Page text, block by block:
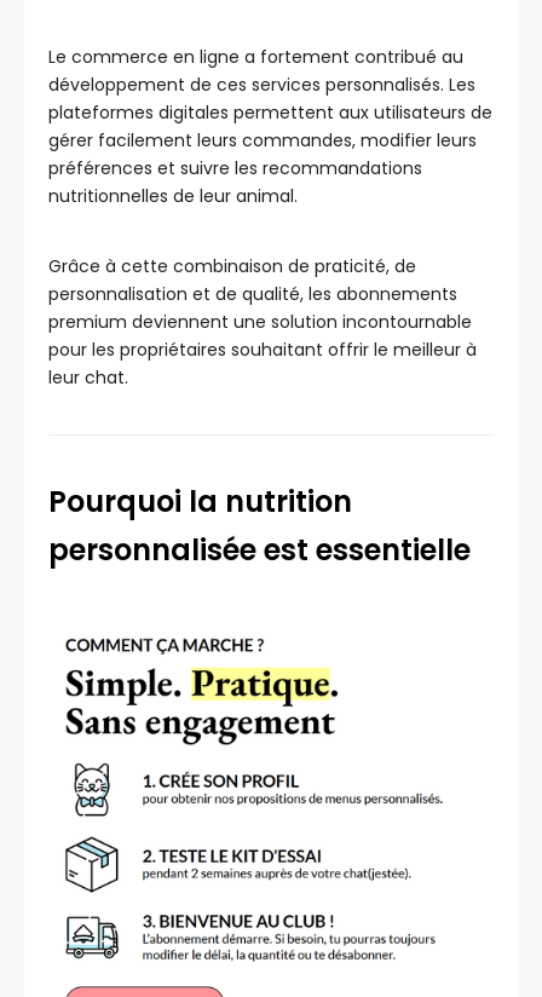
Le commerce en ligne a fortement contribué au
développement de ces services personnalisés. Les
plateformes digitales permettent aux utilisateurs de
gérer facilement leurs commandes, modifier leurs
préférences et suivre les recommandations
nutritionnelles de leur animal.
Grâce à cette combinaison de praticité, de
personnalisation et de qualité, les abonnements
premium deviennent une solution incontournable
pour les propriétaires souhaitant offrir le meilleur à
leur chat.
Pourquoi la nutrition
personnalisée est essentielle